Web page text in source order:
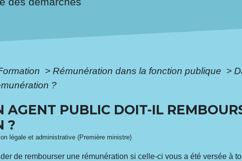
> Rémunération dans la fonction publique >
?
AGENT PUBLIC DOIT-IL
?
légale et administrative (Première ministre)
de rembourser une rémunération si celle-ci vous a été versée à